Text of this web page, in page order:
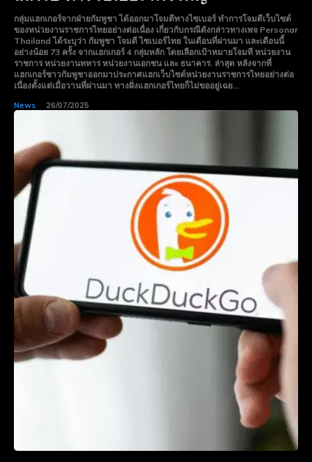
กลุ่มแฮกเกอร์จากฝ่ายกัมพูชา ได้ออกมาโจมตีทางไซเบอร์ ทำการโจมตีเว็บไซต์
ของหน่วยงานราชการไทยอย่างต่อเนื่อง เกี่ยวกับกรณีดังกล่าวทางเพจ Personar
Thailand ได้ระบุว่า กัมพูชา โจมตี ไซเบอร์ไทย ในเดือนที่ผ่านมา และเดือนนี้
อย่างน้อย 73 ครั้ง จากแฮกเกอร์ 4 กลุ่มหลัก โดยเลือกเป้าหมายโจมที หน่วยงาน
ราชการ หน่วยงานทหาร หน่วยงานเอกชน และ ธนาคาร. ล่าสุด หลังจากที่
แฮกเกอร์ชาวกัมพูชาออกมาประกาศแฮกเว็บไซต์หน่วยงานราชการไทยอย่างต่อ
เนื่องตั้งแต่เมื่อวานที่ผ่านมา ทางฝั่งแฮกเกอร์ไทยก็ไม่ขออยู่เฉย...
News 26/07/2025